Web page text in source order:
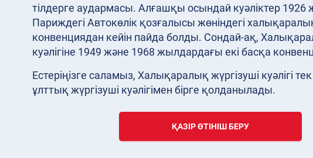
тілдерге аудармасы. Алғашқы осындай куәліктер
Париждегі Автокөлік қозғалысы жөніндегі
конвенциядан кейін пайда болды. Сондай-ақ,
куәлігіне 1949 және 1968 жылдардағы екі басқа
Естеріңізге саламыз, Халықаралық жүргізуші куәлігі
ұлттық жүргізуші куәлігімен бірге қолданылады.
ҚАЗІР ӨТІНІШ БЕРУ